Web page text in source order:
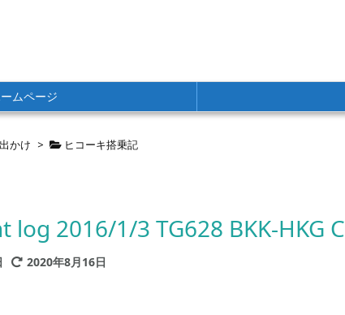
ムページ
かけ > ヒコーキ搭乗記
log 2016/1/3 TG628 BKK-HKG C
2020年8月16日